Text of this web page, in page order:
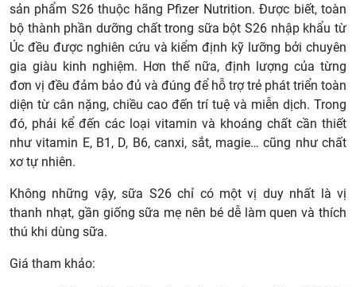
sản phẩm S26 thuộc hãng Pfizer Nutrition. Được biết, toàn
bộ thành phần dưỡng chất trong sữa bột S26 nhập khẩu từ
Úc đều được nghiên cứu và kiểm định kỹ lưỡng bởi chuyên
gia giàu kinh nghiệm. Hơn thế nữa, định lượng của từng
đơn vị đều đảm bảo đủ và đúng để hỗ trợ trẻ phát triển toàn
diện từ cân nặng, chiều cao đến trí tuệ và miễn dịch. Trong
đó, phải kể đến các loại vitamin và khoáng chất cần thiết
như vitamin E, B1, D, B6, canxi, sắt, magie… cũng như chất
xơ tự nhiên.
Không những vậy, sữa S26 chỉ có một vị duy nhất là vị
thanh nhạt, gần giống sữa mẹ nên bé dễ làm quen và thích
thú khi dùng sữa.
Giá tham khảo: